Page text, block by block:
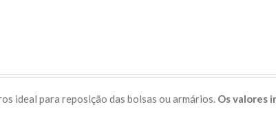
ideal para reposição das bolsas ou armários. Os valores